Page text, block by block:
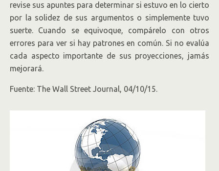
revise sus apuntes para determinar si estuvo en lo cierto
por la solidez de sus argumentos o simplemente tuvo
suerte. Cuando se equivoque, compárelo con otros
errores para ver si hay patrones en común. Si no evalúa
cada aspecto importante de sus proyecciones, jamás
mejorará.
Fuente: The Wall Street Journal, 04/10/15.